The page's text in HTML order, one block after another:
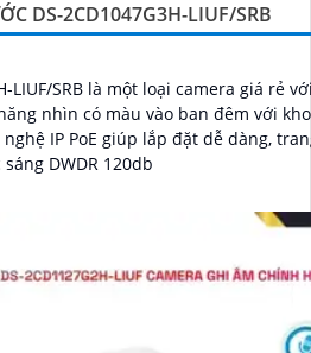
DS-2CD1047G3H-LIUF/SRB
LIUF/SRB là một loại camera giá rẻ
nhìn có màu vào ban đêm với
IP PoE giúp lắp đặt dễ dàng,
DWDR 120db